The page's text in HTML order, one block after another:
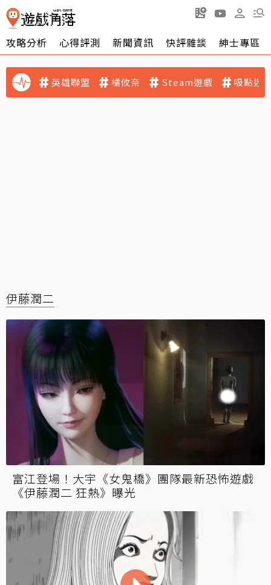
攻略分析 心得評測 新聞資訊 快評雜談 紳士專區
英雄聯盟 橘攸奈 Steam遊戲 吸點迷
伊藤潤二
富江登場！大宇《女鬼橋》團隊最新恐怖遊戲
《伊藤潤二 狂熱》曝光